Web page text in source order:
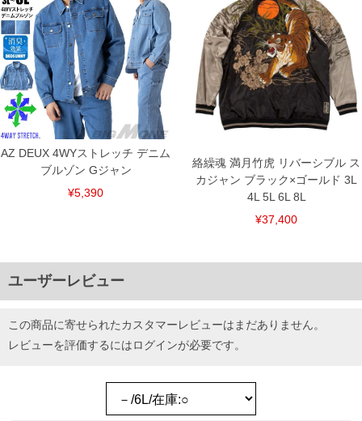
AZ DEUX 4WYストレッチ デニム
ブルゾン Gジャン
¥5,390
絡繰魂 満月竹虎 リバーシブル ス
カジャン ブラック×ゴールド 3L
4L 5L 6L 8L
¥37,400
ユーザーレビュー
この商品に寄せられたカスタマーレビューはまだありません。
レビューを評価するにはログインが必要です。